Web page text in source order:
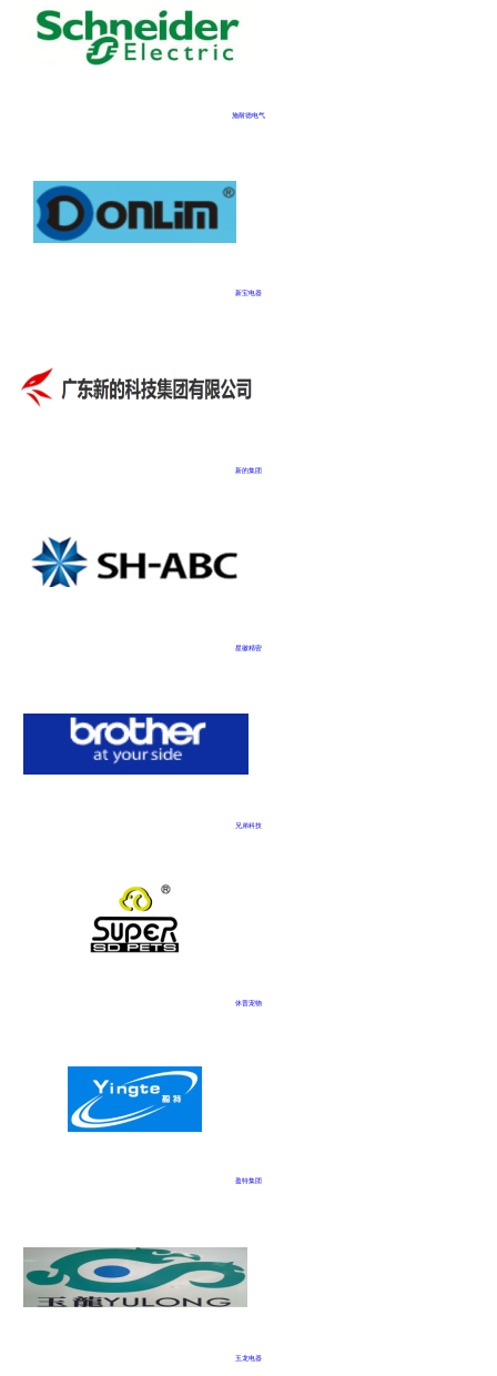
施耐德电气
新宝电器
新的集团
星徽精密
兄弟科技
休普宠物
盈特集团
玉龙电器